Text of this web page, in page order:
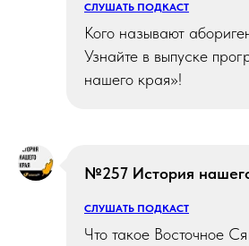
СЛУШАТЬ ПОДКАСТ
Кого называют
Узнайте в выпуске
нашего края»!
№257 История
СЛУШАТЬ ПОДКАСТ
Что такое Восточное